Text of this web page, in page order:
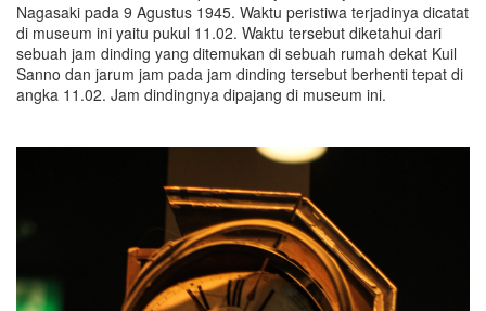
Nagasaki pada 9 Agustus 1945. Waktu peristiwa terjadinya dicatat
di museum ini yaitu pukul 11.02. Waktu tersebut diketahui dari
sebuah jam dinding yang ditemukan di sebuah rumah dekat Kuil
Sanno dan jarum jam pada jam dinding tersebut berhenti tepat di
angka 11.02. Jam dindingnya dipajang di museum ini.